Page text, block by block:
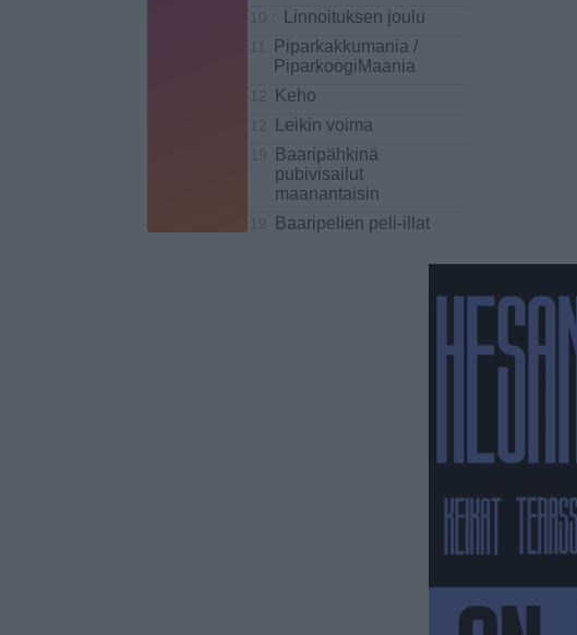
Linnoituksen joulu
Piparkakkumania /
PiparkoogiMaania
Keho
Leikin voima
Baaripähkinä
pubivisailut
maanantaisin
Baaripelien peli-illat